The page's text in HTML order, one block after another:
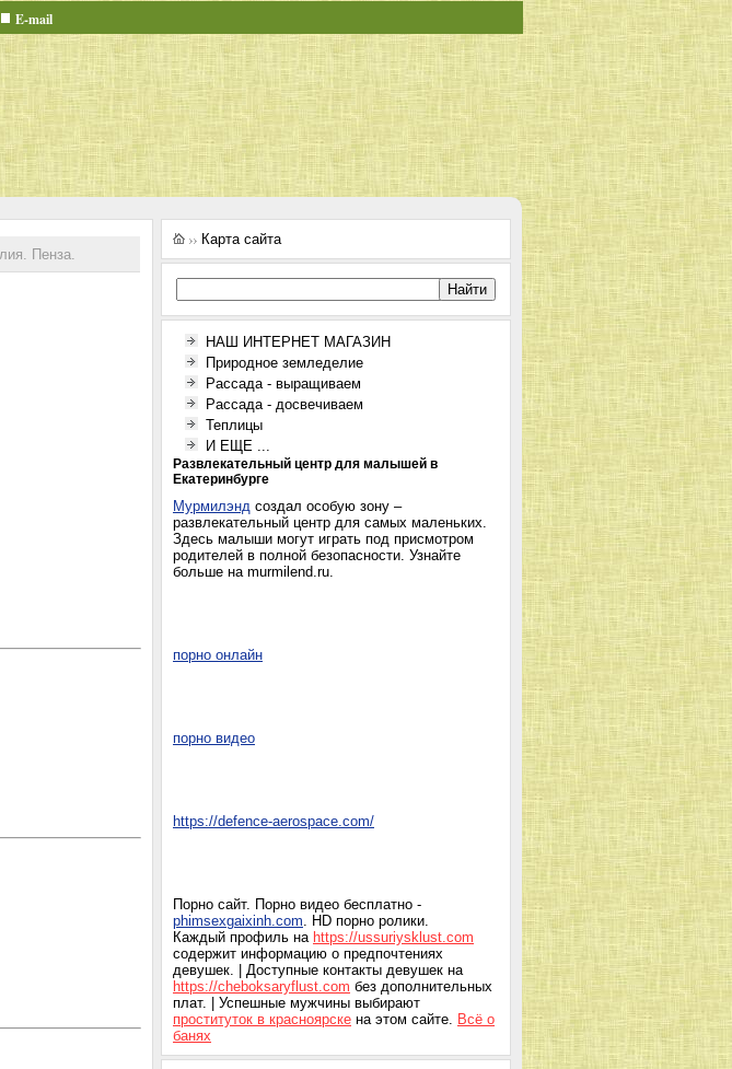
Пенза.
Карта сайта
НАШ ИНТЕРНЕТ МАГАЗИН
Природное земледелие
Рассада - выращиваем
Рассада - досвечиваем
Теплицы
И ЕЩЕ ...
Развлекательный центр для малышей в
Екатеринбурге
Мурмилэнд создал особую зону –
развлекательный центр для самых маленьких.
Здесь малыши могут играть под присмотром
родителей в полной безопасности. Узнайте
больше на murmilend.ru.
порно онлайн
порно видео
https://defence-aerospace.com/
Порно сайт. Порно видео бесплатно -
phimsexgaixinh.com. HD порно ролики.
Каждый профиль на https://ussuriysklust.com
содержит информацию о предпочтениях
девушек. | Доступные контакты девушек на
https://cheboksaryflust.com без дополнительных
плат. | Успешные мужчины выбирают
проституток в красноярске на этом сайте. Всё о
банях
E-mail